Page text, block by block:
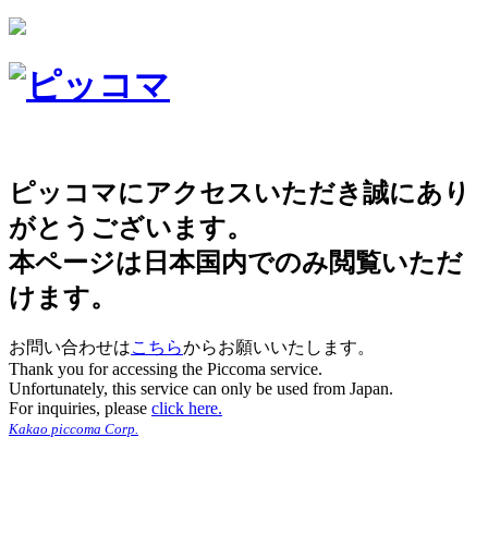
ピッコマにアクセスいただき誠にあり
がとうございます。
本ページは日本国内でのみ閲覧いただ
けます。
お問い合わせはこちらからお願いいたします。
Thank you for accessing the Piccoma service.
Unfortunately, this service can only be used from Japan.
For inquiries, please click here.
Kakao piccoma Corp.